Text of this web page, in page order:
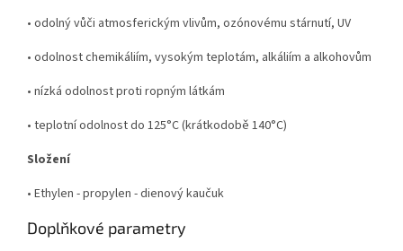
• odolný vůči atmosferickým vlivům, ozónovému stárnutí, UV
• odolnost chemikáliím, vysokým teplotám, alkáliím a alkohovům
• nízká odolnost proti ropným látkám
• teplotní odolnost do 125°C (krátkodobě 140°C)
Složení
• Ethylen - propylen - dienový kaučuk
Doplňkové parametry